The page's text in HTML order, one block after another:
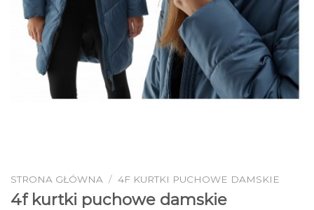
STRONA GŁÓWNA / 4F KURTKI PUCHOWE DAMSKIE
4f kurtki puchowe damskie